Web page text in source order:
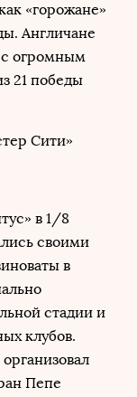
«горожане»
Англичане
огромным
21 победы
Сити»
в 1/8
своими
в
стадии и
клубов.
Пепе